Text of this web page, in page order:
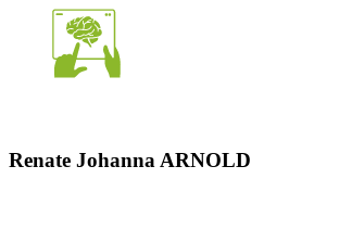
Renate Johanna ARNOLD